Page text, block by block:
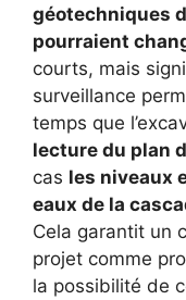
géotechniques
pourraient
courts, mais
surveillance
temps que
lecture du plan
cas les niveaux
eaux de la
Cela garantit un
projet comme
la possibilité de